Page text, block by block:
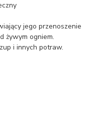
jego przenoszenie
żywym ogniem.
i innych potraw.